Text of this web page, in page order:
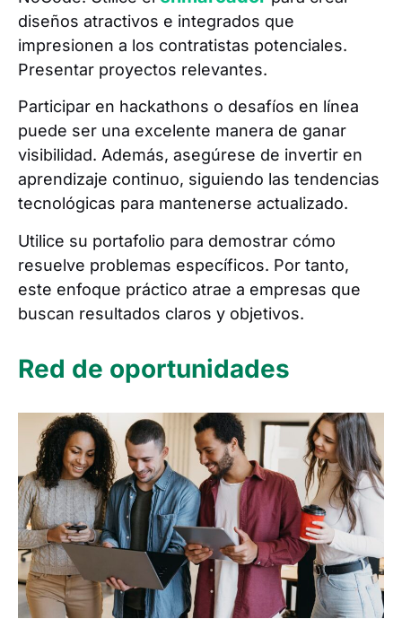
diseños atractivos e integrados que
impresionen a los contratistas potenciales.
Presentar proyectos relevantes.
Participar en hackathons o desafíos en línea
puede ser una excelente manera de ganar
visibilidad. Además, asegúrese de invertir en
aprendizaje continuo, siguiendo las tendencias
tecnológicas para mantenerse actualizado.
Utilice su portafolio para demostrar cómo
resuelve problemas específicos. Por tanto,
este enfoque práctico atrae a empresas que
buscan resultados claros y objetivos.
Red de oportunidades